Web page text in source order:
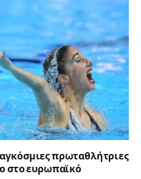
πρωταθλήτριες
στο ευρωπαϊκό